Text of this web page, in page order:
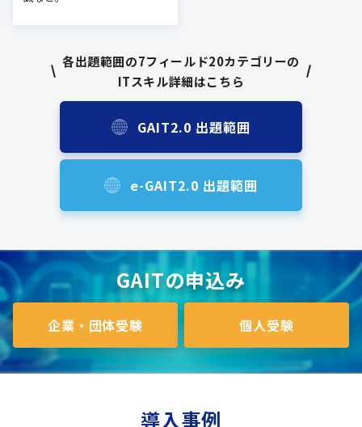
各出題範囲の7フィールド20カテゴリーの
ITスキル詳細はこちら
GAIT2.0 出題範囲
e-GAIT2.0 出題範囲
GAITの申込み
企業・団体受験 個人受験
導入事例